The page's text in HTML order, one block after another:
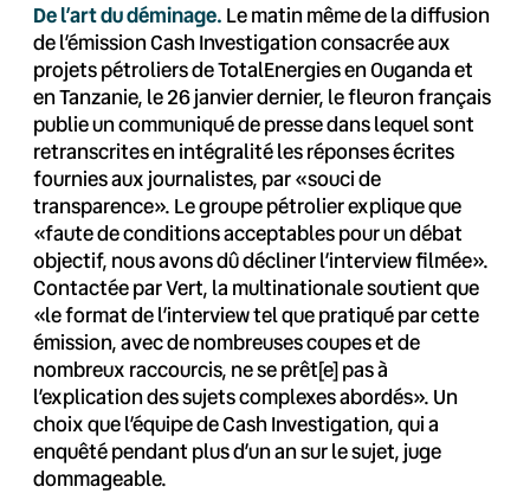
De l’art du déminage. Le matin même de la diffusion
de l’émission Cash Investigation consacrée aux
projets pétroliers de TotalEnergies en Ouganda et
en Tanzanie, le 26 janvier dernier, le fleuron français
publie un communiqué de presse dans lequel sont
retranscrites en intégralité les réponses écrites
fournies aux journalistes, par «souci de
transparence». Le groupe pétrolier explique que
«faute de conditions acceptables pour un débat
objectif, nous avons dû décliner l’interview filmée».
Contactée par Vert, la multinationale soutient que
«le format de l’interview tel que pratiqué par cette
émission, avec de nombreuses coupes et de
nombreux raccourcis, ne se prêt[e] pas à
l’explication des sujets complexes abordés». Un
choix que l’équipe de Cash Investigation, qui a
enquêté pendant plus d’un an sur le sujet, juge
dommageable.